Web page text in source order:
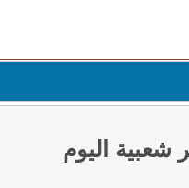
شعبية اليوم